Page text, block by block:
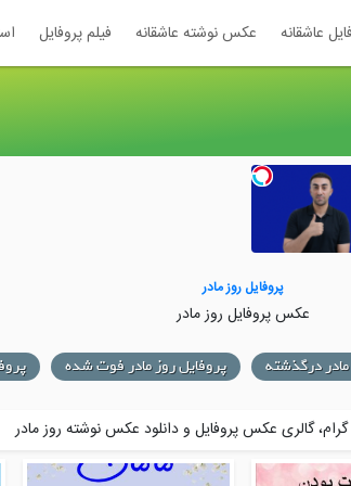
عاشقانه عکس نوشته عاشقانه فیلم پروفایل
پروفایل روز مادر
عکس پروفایل روز مادر
شده پروفایل گل روز مادر عکس نوشته تبریک
گالری عکس پروفایل ودانلود عکس نوشته روز مادر